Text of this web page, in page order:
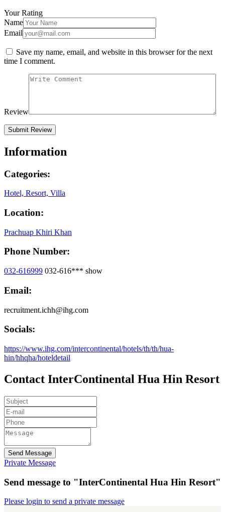
Your Rating
Name
Email
Save my name, email, and website in this browser for the next
time I comment.
Review
Information
Categories:
Hotel, Resort, Villa
Location:
Prachuap Khiri Khan
Phone Number:
032-616999 032-616*** show
Email:
recruitment.ichh@ihg.com
Socials:
https://www.ihg.com/intercontinental/hotels/th/th/hua-
hin/hhqha/hoteldetail
Contact InterContinental Hua Hin Resort
Send Message
Private Message
Send message to "InterContinental Hua Hin Resort"
Please login to send a private message